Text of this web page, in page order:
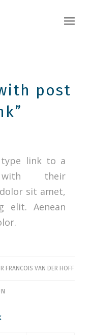
post
link to a
their
sit amet,
elit. Aenean
FRANCOIS VAN DER HOFF